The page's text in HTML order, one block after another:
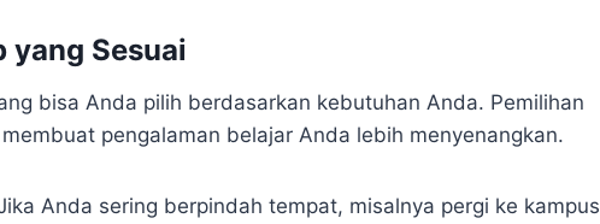
yang Sesuai
bisa Anda pilih berdasarkan kebutuhan Anda. Pemilihan
pengalaman belajar Anda lebih menyenangkan.
Anda sering berpindah tempat, misalnya pergi ke kampus